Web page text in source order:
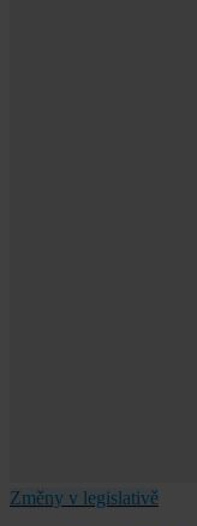
Změny v legislativě